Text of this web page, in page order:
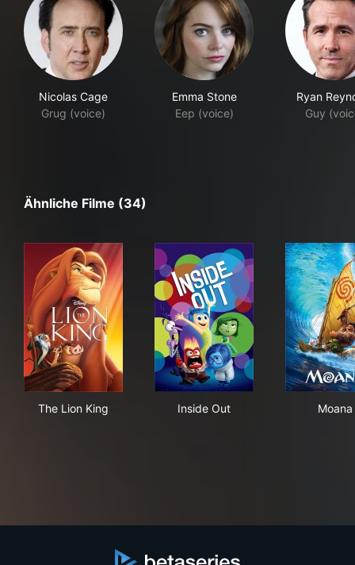
Nicolas Cage
Grug (voice)
Emma Stone
Eep (voice)
Ryan
Guy
Ähnliche Filme (34)
The Lion King Inside Out Moana